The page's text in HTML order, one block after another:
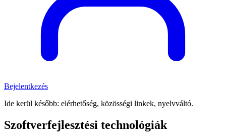
Bejelentkezés
Ide kerül később: elérhetőség, közösségi linkek, nyelvváltó.
Szoftverfejlesztési technológiák